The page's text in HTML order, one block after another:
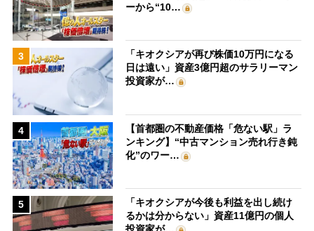
ーから“10…
3
「キオクシアが再び株価10万円になる
日は遠い」資産3億円超のサラリーマン
投資家が…
4
【首都圏の不動産価格「危ない駅」ラ
ンキング】“中古マンション売れ行き鈍
化”のワー…
5
「キオクシアが今後も利益を出し続け
るかは分からない」資産11億円の個人